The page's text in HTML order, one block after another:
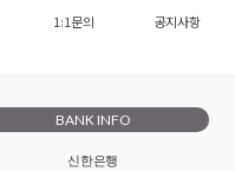
1:1문의 공지사항
BANK INFO
신한은행